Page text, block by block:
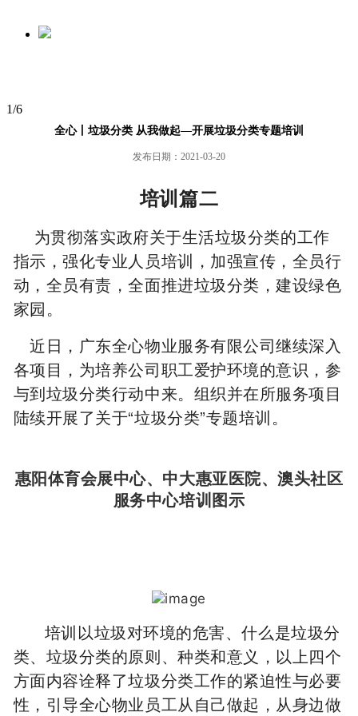
1/6
全心丨垃圾分类 从我做起—开展垃圾分类专题培训
发布日期：2021-03-20
培训篇二
为贯彻落实政府关于生活垃圾分类的工作
指示，强化专业人员培训，加强宣传，全员行
动，全员有责，全面推进垃圾分类，建设绿色
家园。
近日，广东全心物业服务有限公司继续深入
各项目， 为培养公司职工爱护环境的意识，参
与到垃圾分类行动中来。 组织并在所服务项目
陆续开展了关于“垃圾分类”专题培训。
惠阳体育会展中心、中大惠亚医院、澳头社区
服务中心培训图示
培训以垃圾对环境的危害、什么是垃圾分
类、垃圾分类的原则、种类和意义，以上四个
方面内容诠释了垃圾分类工作的紧迫性与必要
性，引导全心物业员工从自己做起，从身边做